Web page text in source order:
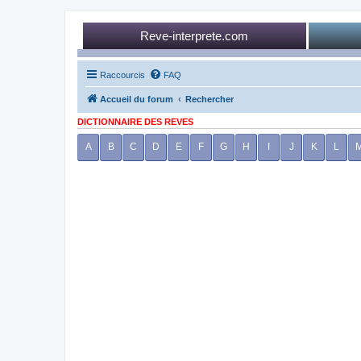
Reve-interprete.com
Raccourcis FAQ
Accueil du forum Rechercher
DICTIONNAIRE DES REVES
A B C D E F G H J K L M